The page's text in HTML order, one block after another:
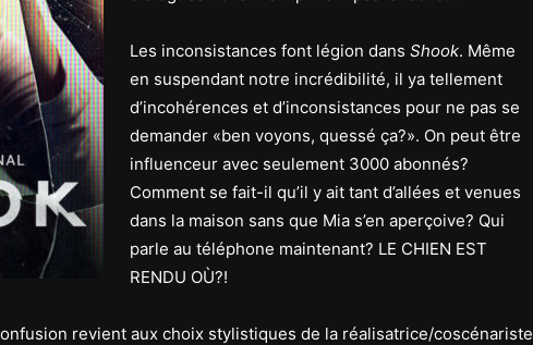
Les inconsistances font légion dans Shook. Même
en suspendant notre incrédibilité, il ya tellement
d’incohérences et d’inconsistances pour ne pas se
demander «ben voyons, quessé ça?». On peut être
influenceur avec seulement 3000 abonnés?
Comment se fait-il qu’il y ait tant d’allées et venues
dans la maison sans que Mia s’en aperçoive? Qui
parle au téléphone maintenant? LE CHIEN EST
RENDU OÙ?!
revient aux choix stylistiques de la réalisatrice/coscénariste